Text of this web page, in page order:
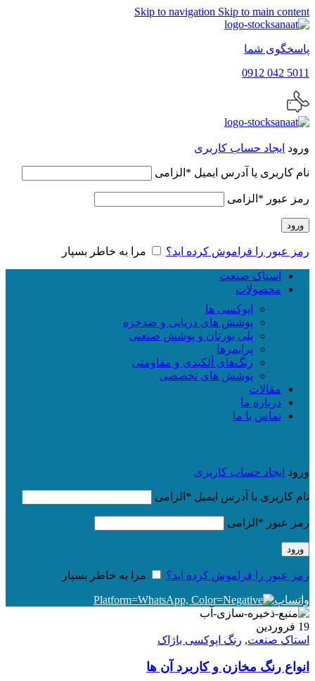
Skip to navigation Skip to main content
پاسخگوی شما
5011 042 0912
ورود ایجاد حساب کاربری
نام کاربری یا آدرس ایمیل * الزامی
رمز عبور * الزامی
ورود
رمز عبور را فراموش کرده اید؟ مرا به خاطر بسپار
استاک صنعت
محصولات
اپوکسی ها
پوشش های دریایی و ضدخزه
پلی یورتان و پوشش صنعتی
پرایمرها
رنگ‌های آلکیدی و مقاومتی
پوشش های تخصصی
مقالات
درباره ما
تماس با ما
ورود ایجاد حساب کاربری
نام کاربری یا آدرس ایمیل * الزامی
رمز عبور * الزامی
ورود
رمز عبور را فراموش کرده اید؟ مرا به خاطر بسپار
واتساپ
19 فروردین
استاک صنعت, رنگ اپوکسی باژاک
انواع رنگ مخازن و کاربرد آن ها